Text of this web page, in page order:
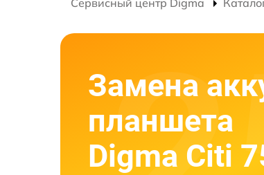
Сервисный центр Digma
Замена
планшета
Digma Citi